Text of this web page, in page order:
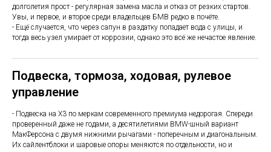
долголетия прост - регулярная замена масла и отказ от резких стартов.
Увы, и первое, и второе среди владельцев БМВ редко в почёте.
- Ещё случается, что через сапун в раздатку попадает вода с улицы, и
тогда весь узел умирает от коррозии, однако это всё же нечастое явление.
Подвеска, тормоза, ходовая, рулевое
управление
- Подвеска на Х3 по меркам современного премиума недорогая. Спереди
проверенный даже не годами, а десятилетиями BMW-шный вариант
МакФерсона с двумя нижними рычагами - поперечным и диагональным.
Их сайлентблоки и шаровые опоры меняются по отдельности, но и